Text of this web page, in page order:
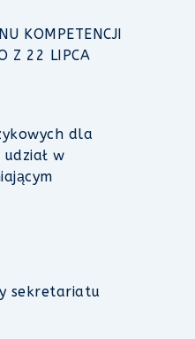
KOMPETENCJI
Z 22 LIPCA
dla
w
sekretariatu